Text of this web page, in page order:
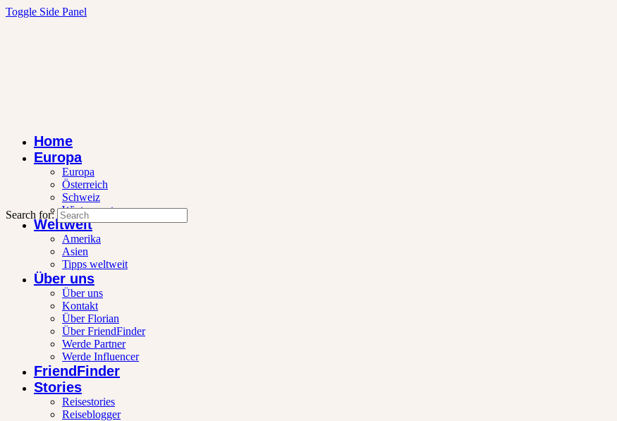
Toggle Side Panel
Home
Europa
Europa
Österreich
Schweiz
Wintersport
Weltweit
Amerika
Asien
Tipps weltweit
Über uns
Über uns
Kontakt
Über Florian
Über FriendFinder
Werde Partner
Werde Influencer
FriendFinder
Stories
Reisestories
Reiseblogger
Search for: